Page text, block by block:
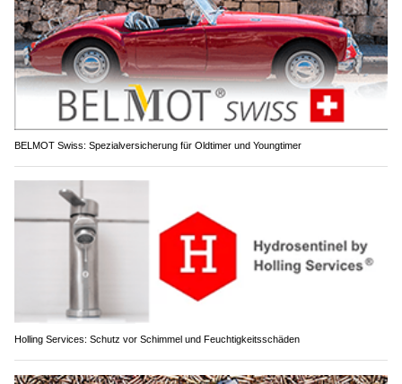
BELMOT Swiss: Spezialversicherung für Oldtimer und Youngtimer
Holling Services: Schutz vor Schimmel und Feuchtigkeitsschäden